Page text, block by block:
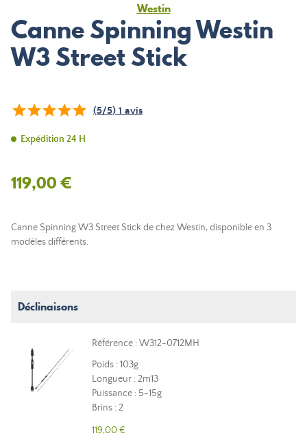
Westin
Canne Spinning Westin
W3 Street Stick
(5/5) 1 avis
Expédition 24 H
119,00 €
Canne Spinning W3 Street Stick de chez Westin, disponible en 3
modèles différents.
Déclinaisons
Référence : W312-0712MH
Poids : 103g
Longueur : 2m13
Puissance : 5-15g
Brins : 2
119,00 €